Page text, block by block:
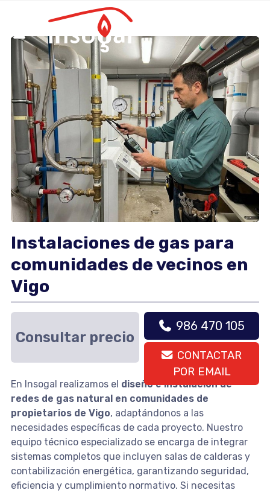
Instalaciones de gas para
comunidades de vecinos en
Vigo
Consultar precio
986 470 105
CONTACTAR
POR EMAIL
En Insogal realizamos el diseño e instalación de
redes de gas natural en comunidades de
propietarios de Vigo, adaptándonos a las
necesidades específicas de cada proyecto. Nuestro
equipo técnico especializado se encarga de integrar
sistemas completos que incluyen salas de calderas y
contabilización energética, garantizando seguridad,
eficiencia y cumplimiento normativo. Si necesitas